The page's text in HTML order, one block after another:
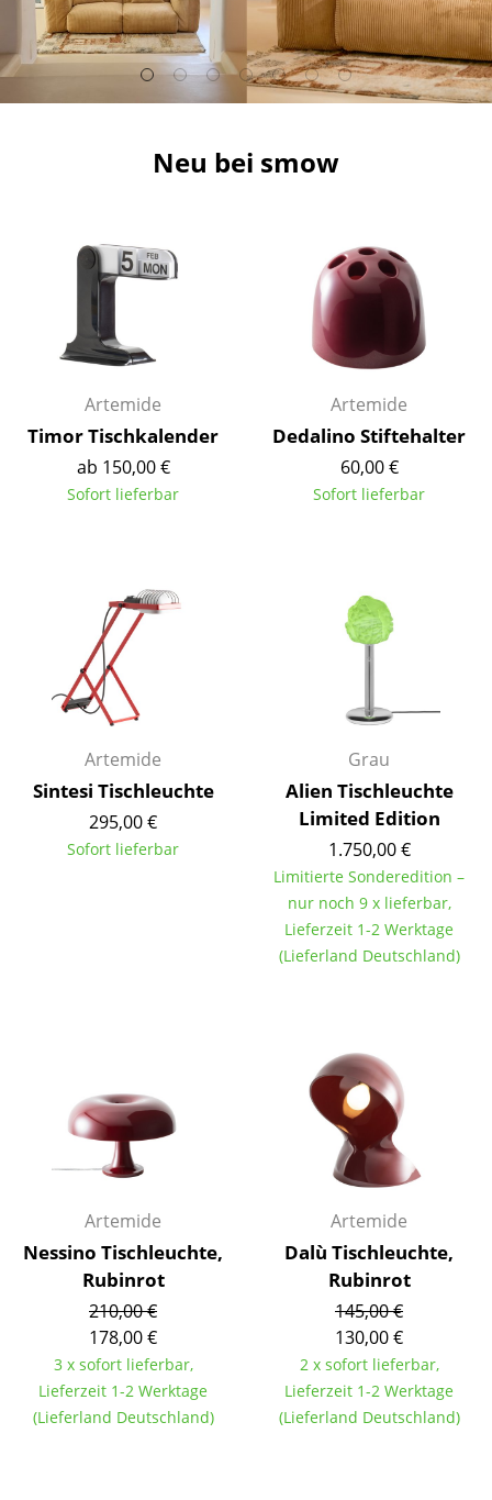
Hocker
Bänke & Liegen
Gartenstühle
Schaukelstühle
Bürodrehstühle
Konferenzstühle
Einzelteile
... alle Sitzmöbel
Beistelltische
Couchtische
Schreibtische
Konferenztische
Stehtische & Stehpulte
Aufbewahren
Regale & Schränke
Wandregale
Sideboards & Kommoden
TV Möbel
Beistell- & Rollcontainer
Barmöbel
Neu bei smow
Artemide
Timor Tischkalender
ab 150,00 €
Sofort lieferbar
Artemide
Dedalino Stiftehalter
60,00 €
Sofort lieferbar
Artemide
Sintesi Tischleuchte
295,00 €
Sofort lieferbar
Grau
Alien Tischleuchte
Limited Edition
1.750,00 €
Limitierte Sonderedition –
nur noch 9 x lieferbar,
Lieferzeit 1-2 Werktage
(Lieferland Deutschland)
Artemide
Nessino Tischleuchte,
Rubinrot
210,00 €
178,00 €
3 x sofort lieferbar,
Lieferzeit 1-2 Werktage
(Lieferland Deutschland)
Artemide
Dalù Tischleuchte,
Rubinrot
145,00 €
130,00 €
2 x sofort lieferbar,
Lieferzeit 1-2 Werktage
(Lieferland Deutschland)